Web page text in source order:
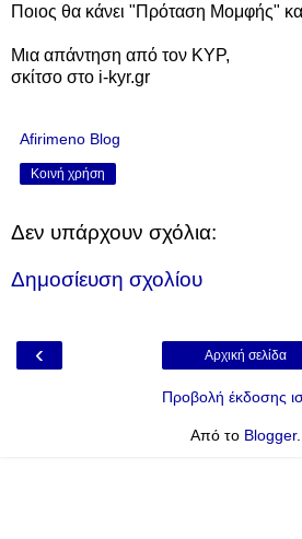
Ποιος θα κάνει "Πρόταση Μομφής"
Μια απάντηση από τον ΚΥΡ,
σκίτσο στο i-kyr.gr
Afirimeno Blog
Κοινή χρήση
Δεν υπάρχουν σχόλια:
Δημοσίευση σχολίου
‹ Αρχική σελίδα
Προβολή έκδοσης
Από το Blogger.